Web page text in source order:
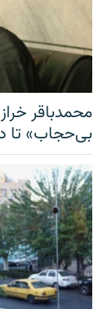
محمدباقر
بی‌حجاب» تا